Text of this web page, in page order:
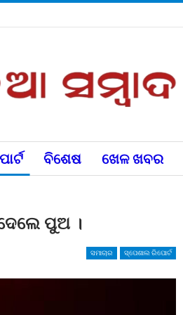
ବିଶେଷ ଖେଳ ଖବର
ଦେଲେ ପୁଅ ।
ସମାଚାର ସ୍ପେଶାଲ ରିପୋର୍ଟ